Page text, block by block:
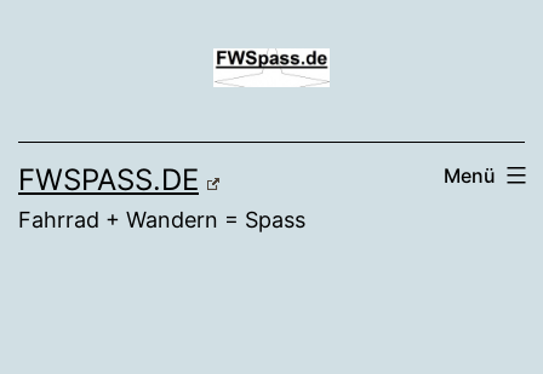
FWSPASS.DE
Fahrrad + Wandern = Spass
Menü